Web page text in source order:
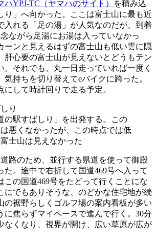
ハYPJ-TC（ヤマハのサイト）
を積み込
り」へ向かった。ここは富士山に最も近
入れる「足の湯」が人気なのだが、到着
ながら足湯にお湯は入っていなかっ
ーンと見えるはずの富士山も低い雲に隠
肝心要の富士山が見えないとどうもテン
。それでも、丸一日走っていれば一度く
気持ちを切り替えてeバイクに跨った。
にして時計回りで走る予定。
の駅すばしり」を出発する。この
悪くなかったが、この時点では低
士山は見えなかった
路のため、並行する県道を使って御殿
た。途中で右折して国道469号へ入って
この国道469号をたどって行くことにな
にでもありそうな、のどかな住宅地が続
の裾野らしくゴルフ場の案内看板が多い
に焦らずマイペースで進んで行く。30分
なくなり、視界が開け、広い草原が広が